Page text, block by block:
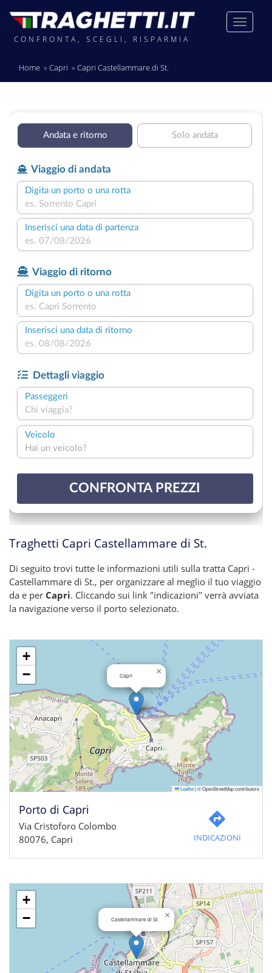
CONFRONTA, SCEGLI, RISPARMIA
Home Capri Capri Castellammare di St.
Traghetti Capri Castellammare di St.
Di seguito trovi tutte le informazioni utili sulla tratta Capri -
Castellammare di St., per organizzare al meglio il tuo viaggio
da e per Capri. Cliccando sui link "indicazioni" verrà avviata
la navigazione verso il porto selezionato.
Capri ×
+
−
Leaflet|© OpenStreetMap contributors
Porto di Capri
Via Cristoforo Colombo
80076, Capri
INDICAZIONI
Castellammare di St. ×
+
−